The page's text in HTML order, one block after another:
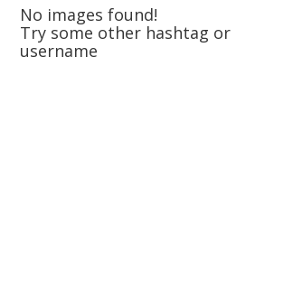
No images found!
Try some other hashtag or
username